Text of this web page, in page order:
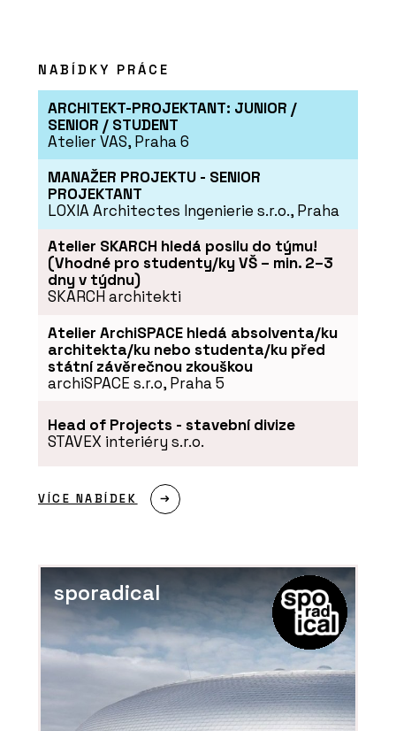
PRODUKTY
Sloupko-příčková fasáda s vysokou
tepelnou izolací MB-MT50N - Aluprof
Sloupko-příčková, strukturální fasáda
MB-SR50N EFEKT - Aluprof
ČLÁNKY
NABÍDKY PRÁCE
ARCHITEKT-PROJEKTANT: JUNIOR /
SENIOR / STUDENT
Atelier VAS, Praha 6
MANAŽER PROJEKTU - SENIOR
PROJEKTANT
LOXIA Architectes Ingenierie s.r.o., Praha
Atelier SKARCH hledá posilu do týmu!
(Vhodné pro studenty/ky VŠ – min. 2–3
dny v týdnu)
SKARCH architekti
Atelier ArchiSPACE hledá absolventa/ku
architekta/ku nebo studenta/ku před
státní závěrečnou zkouškou
archiSPACE s.r.o, Praha 5
Head of Projects - stavební divize
STAVEX interiéry s.r.o.
VÍCE NABÍDEK
sporadical